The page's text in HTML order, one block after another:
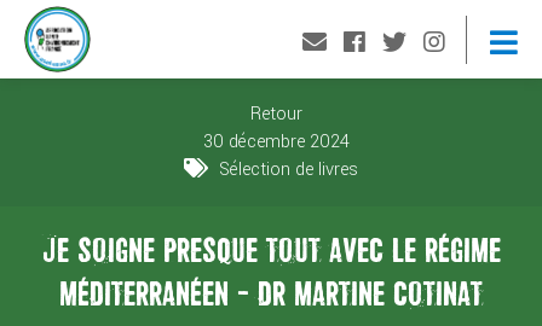
Retour
30 décembre 2024
Sélection de livres
JE SOIGNE PRESQUE TOUT AVEC LE RÉGIME
MÉDITERRANÉEN - DR MARTINE COTINAT